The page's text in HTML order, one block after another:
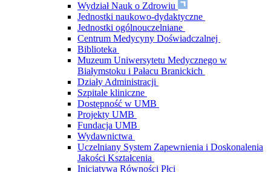
Wydział Nauk o Zdrowiu
Jednostki naukowo-dydaktyczne
Jednostki ogólnouczelniane
Centrum Medycyny Doświadczalnej
Biblioteka
Muzeum Uniwersytetu Medycznego w
Białymstoku i Pałacu Branickich
Działy Administracji
Szpitale kliniczne
Dostępność w UMB
Projekty UMB
Fundacja UMB
Wydawnictwa
Uczelniany System Zapewnienia i Doskonalenia
Jakości Kształcenia
Inicjatywa Równości Płci